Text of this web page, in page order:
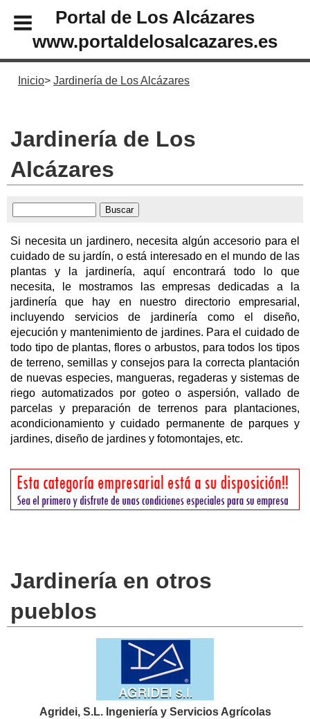
Portal de Los Alcázares
www.portaldelosalcazares.es
Inicio Jardinería de Los Alcázares
Jardinería de Los
Alcázares
Si necesita un jardinero, necesita algún accesorio para el
cuidado de su jardín, o está interesado en el mundo de las
plantas y la jardinería, aquí encontrará todo lo que
necesita, le mostramos las empresas dedicadas a la
jardinería que hay en nuestro directorio empresarial,
incluyendo servicios de jardinería como el diseño,
ejecución y mantenimiento de jardines. Para el cuidado de
todo tipo de plantas, flores o arbustos, para todos los tipos
de terreno, semillas y consejos para la correcta plantación
de nuevas especies, mangueras, regaderas y sistemas de
riego automatizados por goteo o aspersión, vallado de
parcelas y preparación de terrenos para plantaciones,
acondicionamiento y cuidado permanente de parques y
jardines, diseño de jardines y fotomontajes, etc.
Jardinería en otros
pueblos
Agridei, S.L. Ingeniería y Servicios Agrícolas